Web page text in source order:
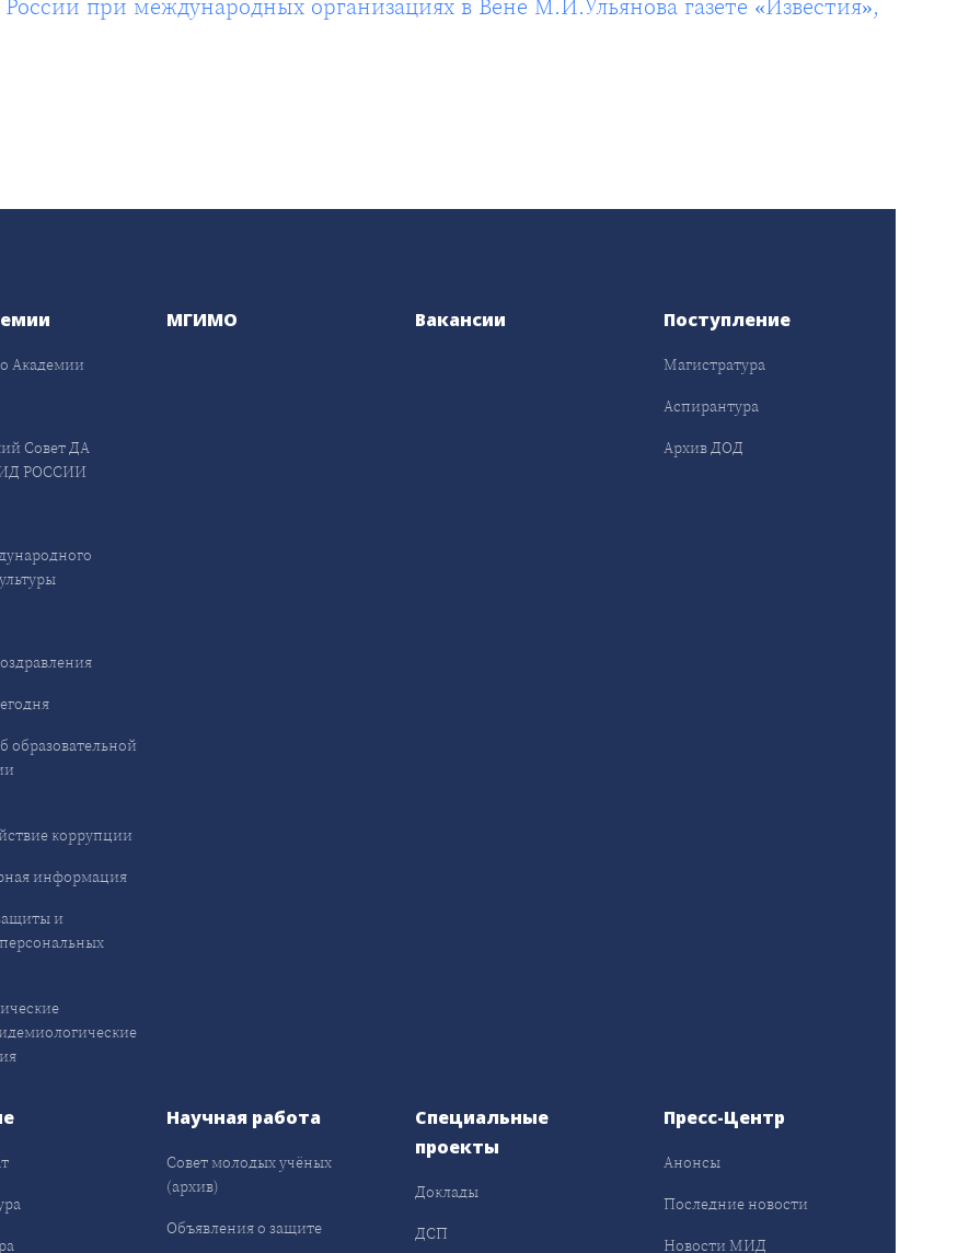
при международных организациях в Вене М.И.Ульянова газете «Известия»,
Академии
Совет ДА
РОССИИ
образовательной
коррупции
информация
и
МГИМО Вакансии Поступление
Магистратура
Аспирантура
Архив ДОД
Научная работа
Совет молодых учёных
(архив)
Объявления о защите
Специальные
проекты
Доклады
ДСП
Пресс-Центр
Анонсы
Последние новости
Новости МИД